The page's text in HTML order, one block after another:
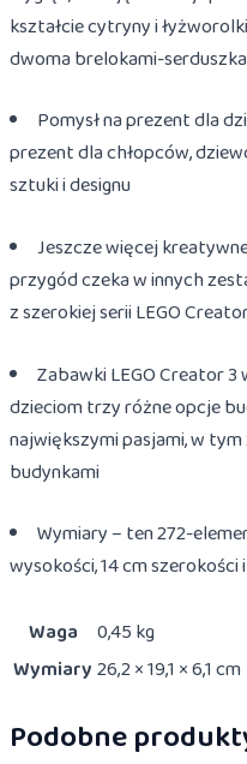
kształcie cytryny i
dwoma brelokami-
Pomysł na prezent dla
prezent dla chłopców,
sztuki i designu
Jeszcze więcej
przygód czeka w innych
z szerokiej serii LEGO
Zabawki LEGO Creator 3
dzieciom trzy różne opcje
największymi pasjami, w
budynkami
Wymiary – ten 272-
wysokości, 14 cm szerokości
Waga
0,45 kg
Wymiary26,2 × 19,1 × 6,1 cm
Podobne